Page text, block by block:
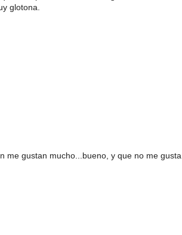
glotona.
me gustan mucho...bueno, y que no me gusta